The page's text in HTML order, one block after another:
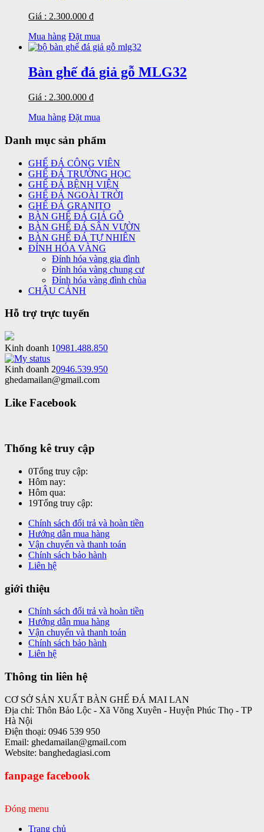
Giá : 2.300.000 đ
Mua hàng Đặt mua
Bàn ghế đá giả gỗ MLG32
Giá : 2.300.000 đ
Mua hàng Đặt mua
Danh mục sản phẩm
GHẾ ĐÁ CÔNG VIÊN
GHẾ ĐÁ TRƯỜNG HỌC
GHẾ ĐÁ BỆNH VIỆN
GHẾ ĐÁ NGOÀI TRỜI
GHẾ ĐÁ GRANITO
BÀN GHẾ ĐÁ GIẢ GỖ
BÀN GHẾ ĐÁ SÂN VƯỜN
BÀN GHẾ ĐÁ TỰ NHIÊN
ĐỈNH HÓA VÀNG
Đỉnh hóa vàng gia đình
Đỉnh hóa vàng chung cư
Đỉnh hóa vàng đình chùa
CHẬU CẢNH
Hỗ trợ trực tuyến
Kinh doanh 10981.488.850
Kinh doanh 20946.539.950
ghedamailan@gmail.com
Like Facebook
Thống kê truy cập
0Tổng truy cập:
Hôm nay:
Hôm qua:
19Tổng truy cập:
Chính sách đổi trả và hoàn tiền
Hướng dẫn mua hàng
Vận chuyển và thanh toán
Chính sách bảo hành
Liên hệ
giới thiệu
Chính sách đổi trả và hoàn tiền
Hướng dẫn mua hàng
Vận chuyển và thanh toán
Chính sách bảo hành
Liên hệ
Thông tin liên hệ
CƠ SỞ SẢN XUẤT BÀN GHẾ ĐÁ MAI LAN
Địa chỉ: Thôn Bảo Lộc - Xã Võng Xuyên - Huyện Phúc Thọ - TP
Hà Nội
Điện thoại: 0946 539 950
Email: ghedamailan@gmail.com
Website: banghedagiasi.com
fanpage facebook
Đóng menu
Trang chủ